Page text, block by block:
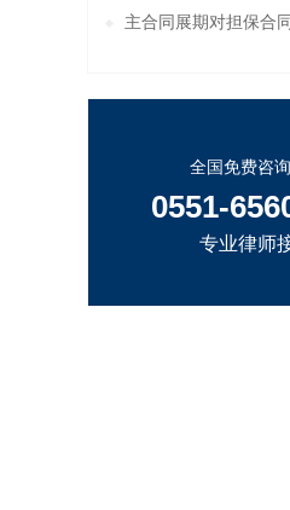
主合同展期对担保合
全国免费咨
0551-
专业律师